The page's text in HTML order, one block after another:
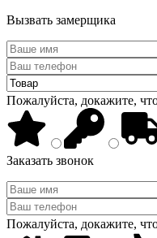
Вызвать замерщика
Пожалуйста, докажите,
Заказать звонок
Пожалуйста, докажите,